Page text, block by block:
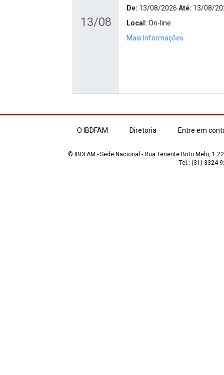
13/08
De: 13/08/2026 Até: 13/08/
Local: On-line
Mais Informações
O IBDFAM Diretoria Entre em
© IBDFAM - Sede Nacional - Rua Tenente Brito Melo,
Tel.: (31) 3324-